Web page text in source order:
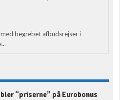
begrebet afbudsrejser i
“priserne” på Eurobonus